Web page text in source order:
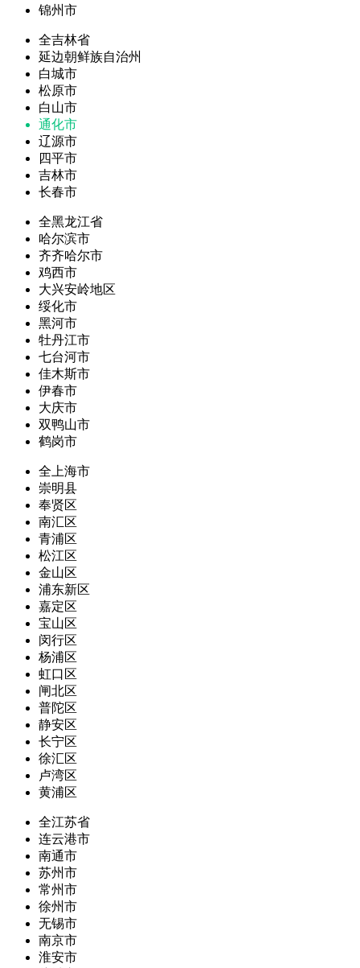
锦州市
全吉林省
延边朝鲜族自治州
白城市
松原市
白山市
通化市
辽源市
四平市
吉林市
长春市
全黑龙江省
哈尔滨市
齐齐哈尔市
鸡西市
大兴安岭地区
绥化市
黑河市
牡丹江市
七台河市
佳木斯市
伊春市
大庆市
双鸭山市
鹤岗市
全上海市
崇明县
奉贤区
南汇区
青浦区
松江区
金山区
浦东新区
嘉定区
宝山区
闵行区
杨浦区
虹口区
闸北区
普陀区
静安区
长宁区
徐汇区
卢湾区
黄浦区
全江苏省
连云港市
南通市
苏州市
常州市
徐州市
无锡市
南京市
淮安市